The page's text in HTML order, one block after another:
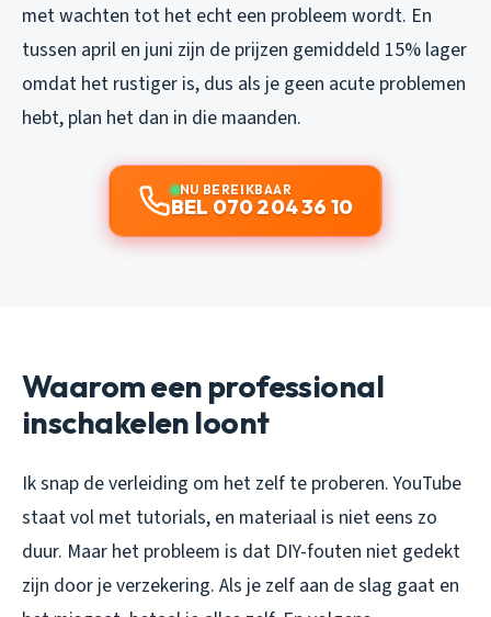
met wachten tot het echt een probleem wordt. En
tussen april en juni zijn de prijzen gemiddeld 15% lager
omdat het rustiger is, dus als je geen acute problemen
hebt, plan het dan in die maanden.
NU BEREIKBAAR
BEL 070 204 36 10
Waarom een professional
inschakelen loont
Ik snap de verleiding om het zelf te proberen. YouTube
staat vol met tutorials, en materiaal is niet eens zo
duur. Maar het probleem is dat DIY-fouten niet gedekt
zijn door je verzekering. Als je zelf aan de slag gaat en